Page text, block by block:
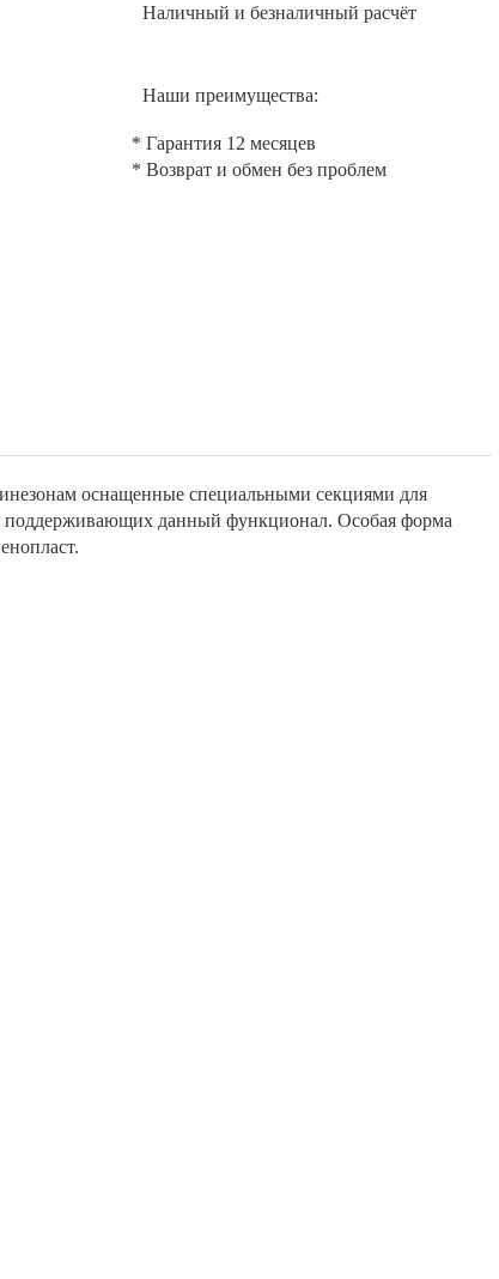
Наличный и безналичный расчёт
Наши преимущества:
* Гарантия 12 месяцев
* Возврат и обмен без проблем
оснащенные специальными секциями для
поддерживающих данный функционал. Особая форма